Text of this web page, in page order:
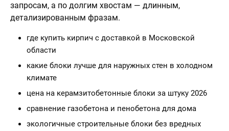
запросам, а по долгим хвостам — длинным,
детализированным фразам.
где купить кирпич с доставкой в Московской
области
какие блоки лучше для наружных стен в холодном
климате
цена на керамзитобетонные блоки за штуку 2026
сравнение газобетона и пенобетона для дома
экологичные строительные блоки без вредных